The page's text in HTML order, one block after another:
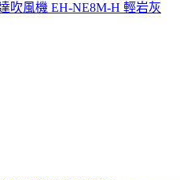
吹風機 EH-NE8M-H 輕岩灰